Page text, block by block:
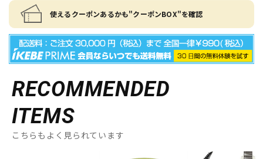
使えるクーポンあるかも"クーポンBOX"を確認
RECOMMENDED
ITEMS
こちらもよく見られています